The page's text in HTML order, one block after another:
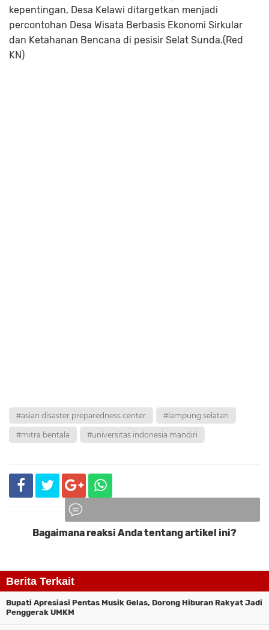
kepentingan, Desa Kelawi ditargetkan menjadi
percontohan Desa Wisata Berbasis Ekonomi Sirkular
dan Ketahanan Bencana di pesisir Selat Sunda.(Red
KN)
#asian disaster preparedness center #lampung selatan
#mitra bentala #universitas indonesia mandiri
Komentar
Bagaimana reaksi Anda tentang artikel ini?
Berita Terkait
Bupati Apresiasi Pentas Musik Gelas, Dorong Hiburan Rakyat Jadi
Penggerak UMKM